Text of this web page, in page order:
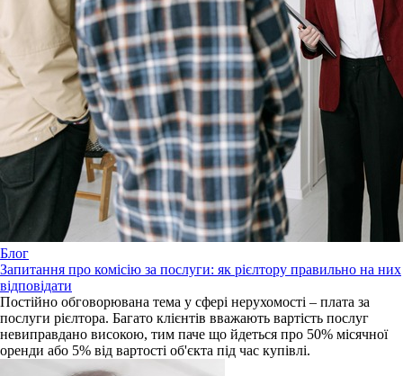
Блог
Запитання про комісію за послуги: як рієлтору правильно на них
відповідати
Постійно обговорювана тема у сфері нерухомості – плата за
послуги рієлтора. Багато клієнтів вважають вартість послуг
невиправдано високою, тим паче що йдеться про 50% місячної
оренди або 5% від вартості об'єкта під час купівлі.